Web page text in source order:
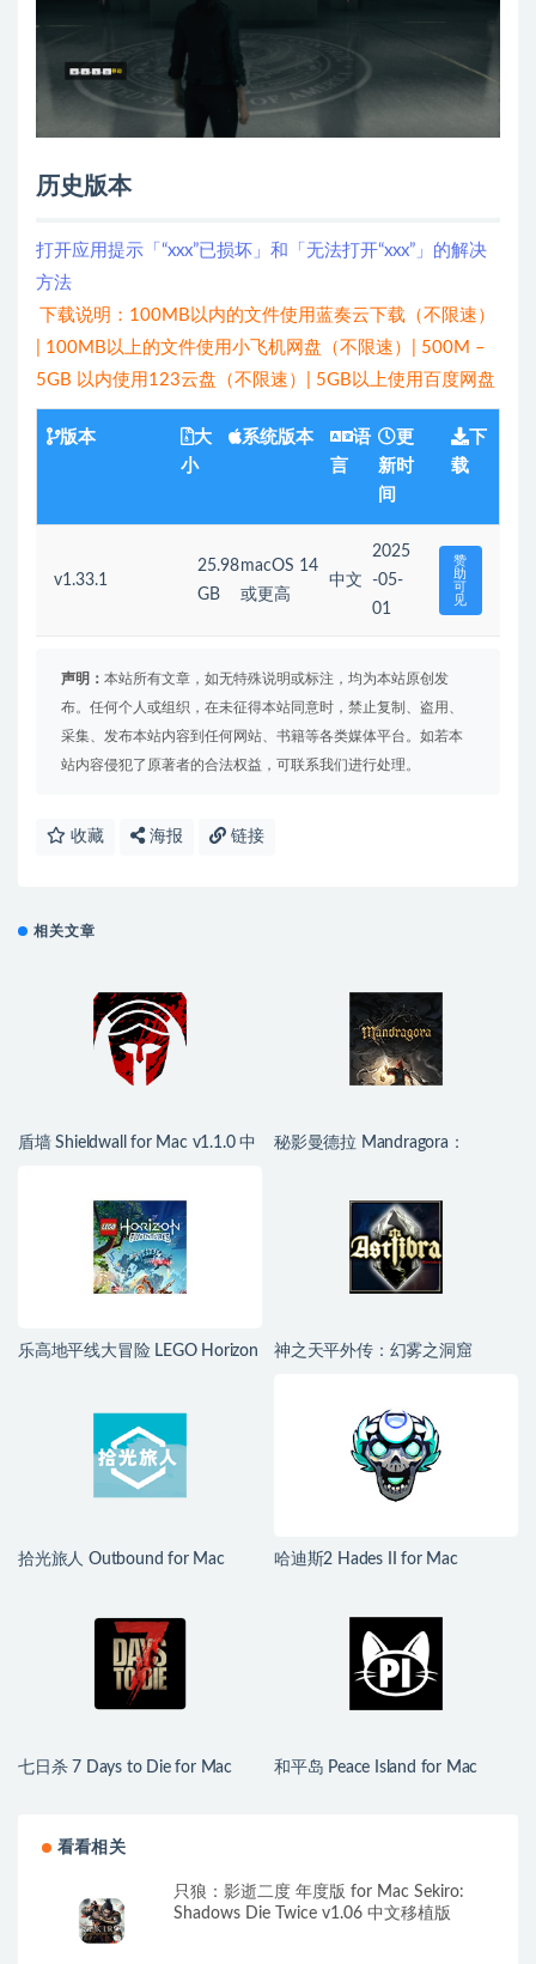
历史版本
打开应用提示「“xxx”已损坏」和「无法打开“xxx”」的解决
方法
下载说明：100MB以内的文件使用蓝奏云下载（不限速）
| 100MB以上的文件使用小飞机网盘（不限速）| 500M –
5GB 以内使用123云盘（不限速）| 5GB以上使用百度网盘
版本
大
小
系统版本
语
言
更
新时
间
下
载
v1.33.1
25.98
GB
macOS 14
或更高
中文
2025
-05-
01
赞
助
可
见
声明： 本站所有文章，如无特殊说明或标注，均为本站原创发
布。任何个人或组织，在未征得本站同意时，禁止复制、盗用、
采集、发布本站内容到任何网站、书籍等各类媒体平台。如若本
站内容侵犯了原著者的合法权益，可联系我们进行处理。
收藏 海报 链接
相关文章
盾墙 Shieldwall for Mac v1.1.0 中
秘影曼德拉 Mandragora：
乐高地平线大冒险 LEGO Horizon
神之天平外传：幻雾之洞窟
拾光旅人 Outbound for Mac
哈迪斯2 Hades II for Mac
七日杀 7 Days to Die for Mac
和平岛 Peace Island for Mac
看看相关
只狼：影逝二度 年度版 for Mac Sekiro:
Shadows Die Twice v1.06 中文移植版